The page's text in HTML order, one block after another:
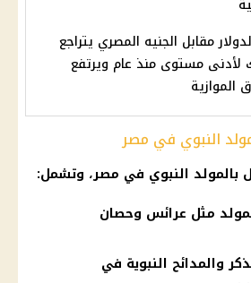
مقابل الجنيه المصري يتراجع
لأدنى مستوى منذ عام ويرتفع
الموازية
النبوي في مصر
بالمولد النبوي في مصر، وتشمل:
مثل عرائس وحصان
والمدائح النبوية في